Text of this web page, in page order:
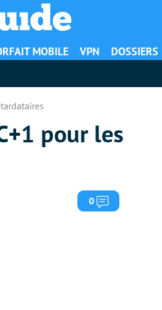
MOBILE VPN DOSSIERS
pour les
0 Commentaires